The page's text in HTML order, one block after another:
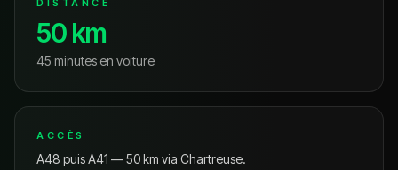
DISTANCE
50km
45 minutes en voiture
ACCÈS
A48 puis A41 — 50 km via Chartreuse.